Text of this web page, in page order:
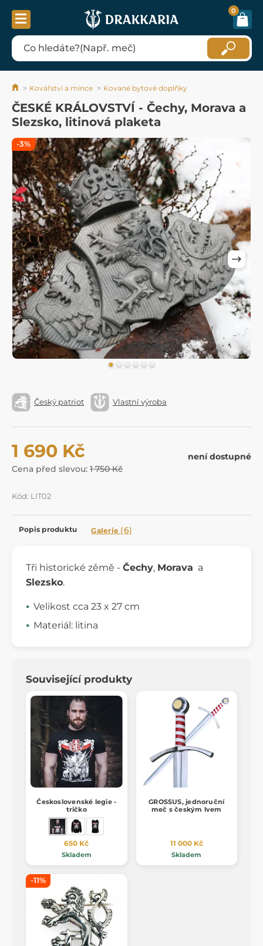
0
Kovářství a mince Kované bytové doplňky
ČESKÉ KRÁLOVSTVÍ - Čechy, Morava a
Slezsko, litinová plaketa
Český patriot Vlastní výroba
1 690 Kč
Cena před slevou: 1 750 Kč
není dostupné
Kód: LIT02
-3%
Popis produktu Galerie (6)
Tři historické zěmě - Čechy, Morava a
Slezsko.
Velikost cca 23 x 27 cm
Materiál: litina
Související produkty
Československé legie -
tričko
650 Kč
Skladem
GROSSUS, jednoruční
meč s českým lvem
11 000 Kč
Skladem
-11%